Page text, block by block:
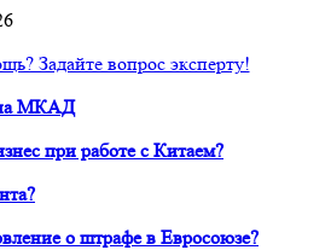
Задайте вопрос эксперту!
МКАД
при работе с Китаем?
о штрафе в Евросоюзе?